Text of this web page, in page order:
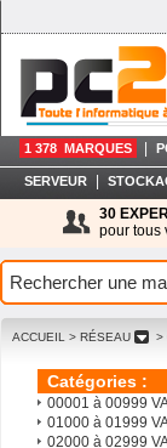
1 378 MARQUES
SERVEUR
30
pour tous
ACCUEIL > RÉSEAU >
Catégories :
00001 à 00999
01000 à 01999
02000 à 02999